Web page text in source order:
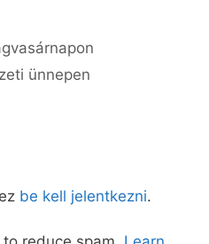
ünnepen
be kell jelentkezni.